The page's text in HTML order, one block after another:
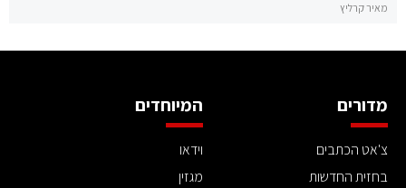
מאיר קרליץ
מדורים
צ'אט הכתבים
בחזית החדשות
המיוחדים
וידאו
מגזין